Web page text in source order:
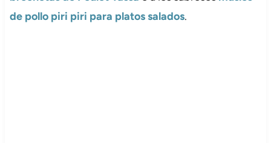
de pollo piri piri para platos salados.